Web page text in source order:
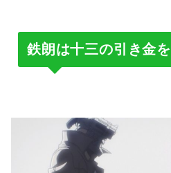
鉄朗は十三の引き金